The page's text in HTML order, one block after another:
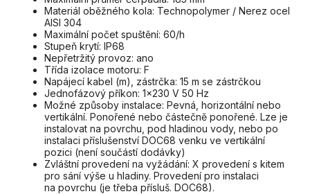
Materiál oběžného kola: Technopolymer / Nerez ocel
AISI 304
Maximální počet spuštění: 60/h
Stupeň krytí: IP68
Nepřetržitý provoz: ano
Třída izolace motoru: F
Napájecí kabel (m), zástrčka: 15 m se zástrčkou
Jednofázový příkon: 1x230 V 50 Hz
Možné způsoby instalace: Pevná, horizontální nebo
vertikální. Ponořené nebo částečně ponořené. Lze je
instalovat na povrchu, pod hladinou vody, nebo po
instalaci příslušenství DOC68 venku ve vertikální
pozici (není součástí dodávky)
Zvláštní provedení na vyžádání: X provedení s kitem
pro sání výše u hladiny. Provedení pro instalaci
na povrchu (je třeba přísluš. DOC68).